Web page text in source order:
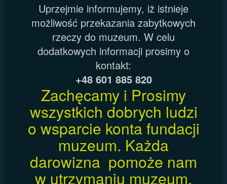
Uprzejmie informujemy, iż istnieje
możliwość przekazania zabytkowych
rzeczy do muzeum. W celu
dodatkowych informacji prosimy o
kontakt:
+48 601 885 820
Zachęcamy i Prosimy
wszystkich dobrych ludzi
o wsparcie konta fundacji
muzeum. Każda
darowizna pomoże nam
w utrzymaniu muzeum.